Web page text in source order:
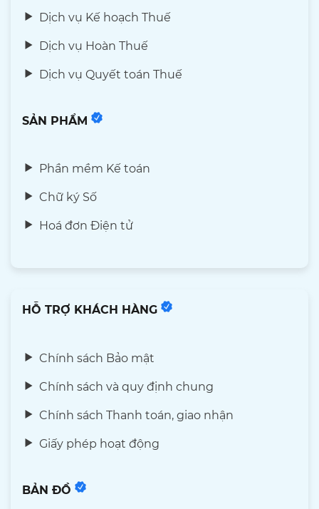
Dịch vụ Kế hoạch Thuế
Dịch vụ Hoàn Thuế
Dịch vụ Quyết toán Thuế
SẢN PHẨM
Phần mềm Kế toán
Chữ ký Số
Hoá đơn Điện tử
HỖ TRỢ KHÁCH HÀNG
Chính sách Bảo mật
Chính sách và quy định chung
Chính sách Thanh toán, giao nhận
Giấy phép hoạt động
BẢN ĐỒ